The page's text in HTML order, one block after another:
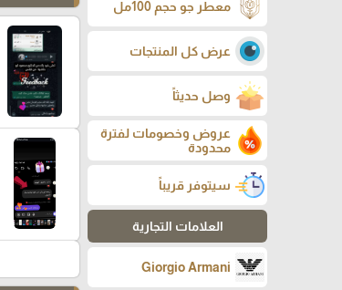
معطر جو حجم 100مل
عرض كل المنتجات
وصل حديثاً
عروض وخصومات لفترة
محدودة
سيتوفر قريباً
العلامات التجارية
Giorgio Armani